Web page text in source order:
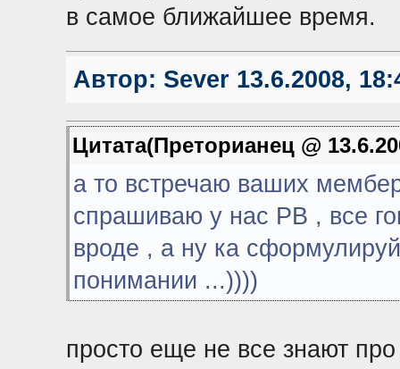
в самое ближайшее время.
Автор: Sever13.6.2008,
Цитата(Преторианец @
а то встречаю ваших
спрашиваю у нас РВ , все
вроде , а ну ка
понимании ...))))
просто еще не все знают